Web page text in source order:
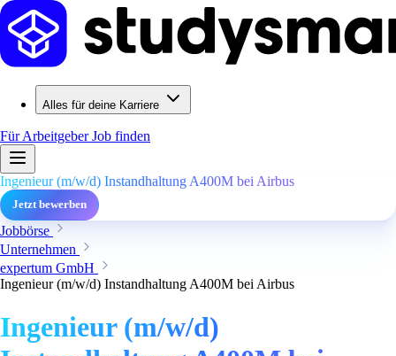
Alles für deine Karriere
Für ArbeitgeberJob finden
Ingenieur (m/w/d) Instandhaltung A400M bei Airbus
Jetzt bewerben
Jobbörse
Unternehmen
expertum GmbH
Ingenieur (m/w/d) Instandhaltung A400M bei Airbus
Ingenieur (m/w/d)